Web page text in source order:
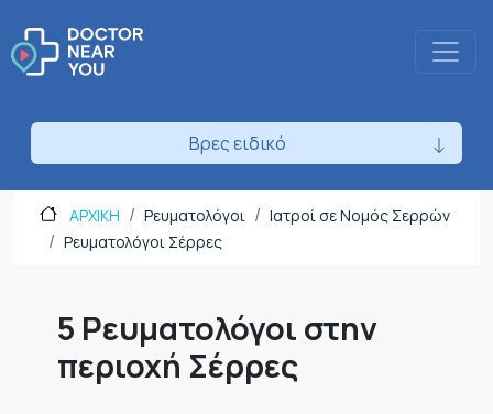
Βρες ειδικό
ΑΡΧΙΚΗ Ρευματολόγοι
Ιατροί σε Νομός Σερρών
Ρευματολόγοι Σέρρες
5 Ρευματολόγοι στην
περιοχή Σέρρες